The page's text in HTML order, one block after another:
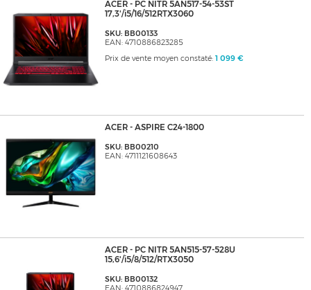
ACER - PC NITR 5AN517-54-53ST
17,3'/i5/16/512RTX3060
SKU: BB00133
EAN: 4710886823285
Prix de vente moyen constaté: 1 099 €
ACER - ASPIRE C24-1800
SKU: BB00210
EAN: 4711121608643
ACER - PC NITR 5AN515-57-528U
15,6'/i5/8/512/RTX3050
SKU: BB00132